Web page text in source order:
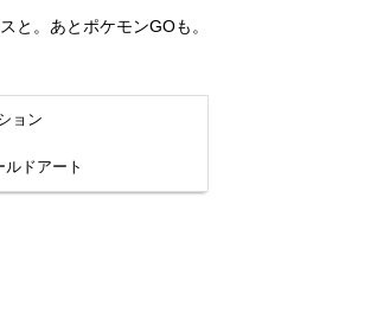
と。あとポケモンGOも。
ョン
ルドアート